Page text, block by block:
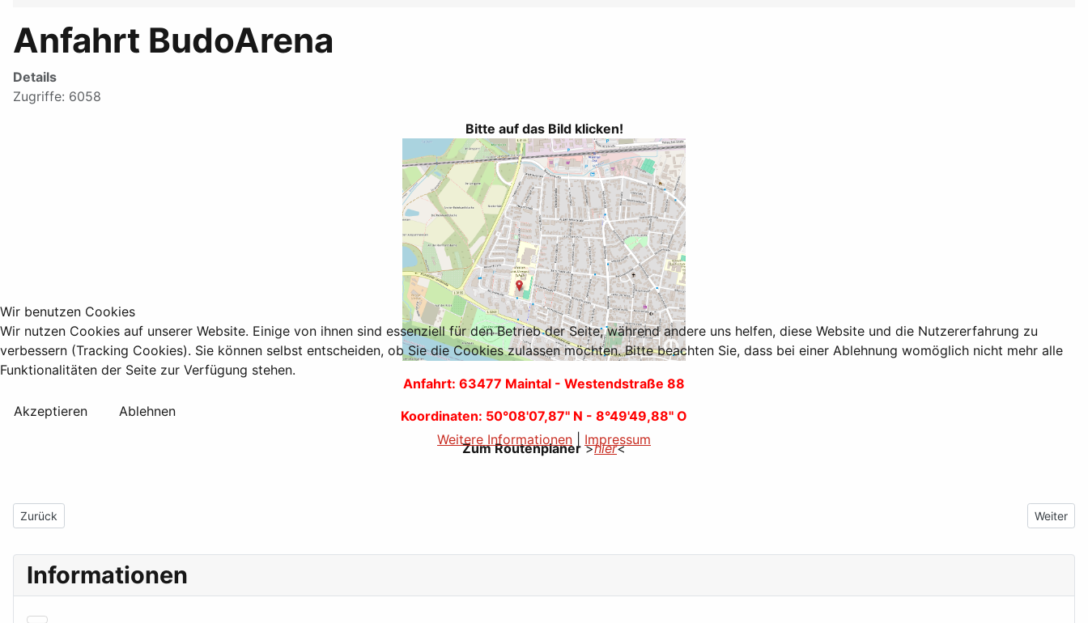
Informationen
Anfahrt BudoArena
Details
Zugriffe: 6058
Bitte auf das Bild klicken!
Anfahrt: 63477 Maintal - Westendstraße 88
Koordinaten: 50°08'07,87'' N - 8°49'49,88'' O
Zum Routenplaner >hier<
Vorheriger Beitrag: Galerie EM 2021
Zurück Nächster
Weiter
Wir benutzen Cookies
Wir nutzen Cookies auf unserer Website. Einige von ihnen sind essenziell für den Betrieb der Seite, während andere uns helfen, diese Website und die Nutzererfahrung zu
verbessern (Tracking Cookies). Sie können selbst entscheiden, ob Sie die Cookies zulassen möchten. Bitte beachten Sie, dass bei einer Ablehnung womöglich nicht mehr alle
Funktionalitäten der Seite zur Verfügung stehen.
Akzeptieren
Ablehnen
Weitere Informationen
Impressum